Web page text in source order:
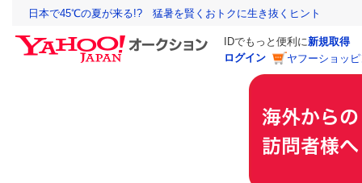
日本で45℃の夏が来る!? 猛暑を賢くおトクに生き抜くヒント
IDでもっと便利に新規取得
ログイン
ヤフーショッ